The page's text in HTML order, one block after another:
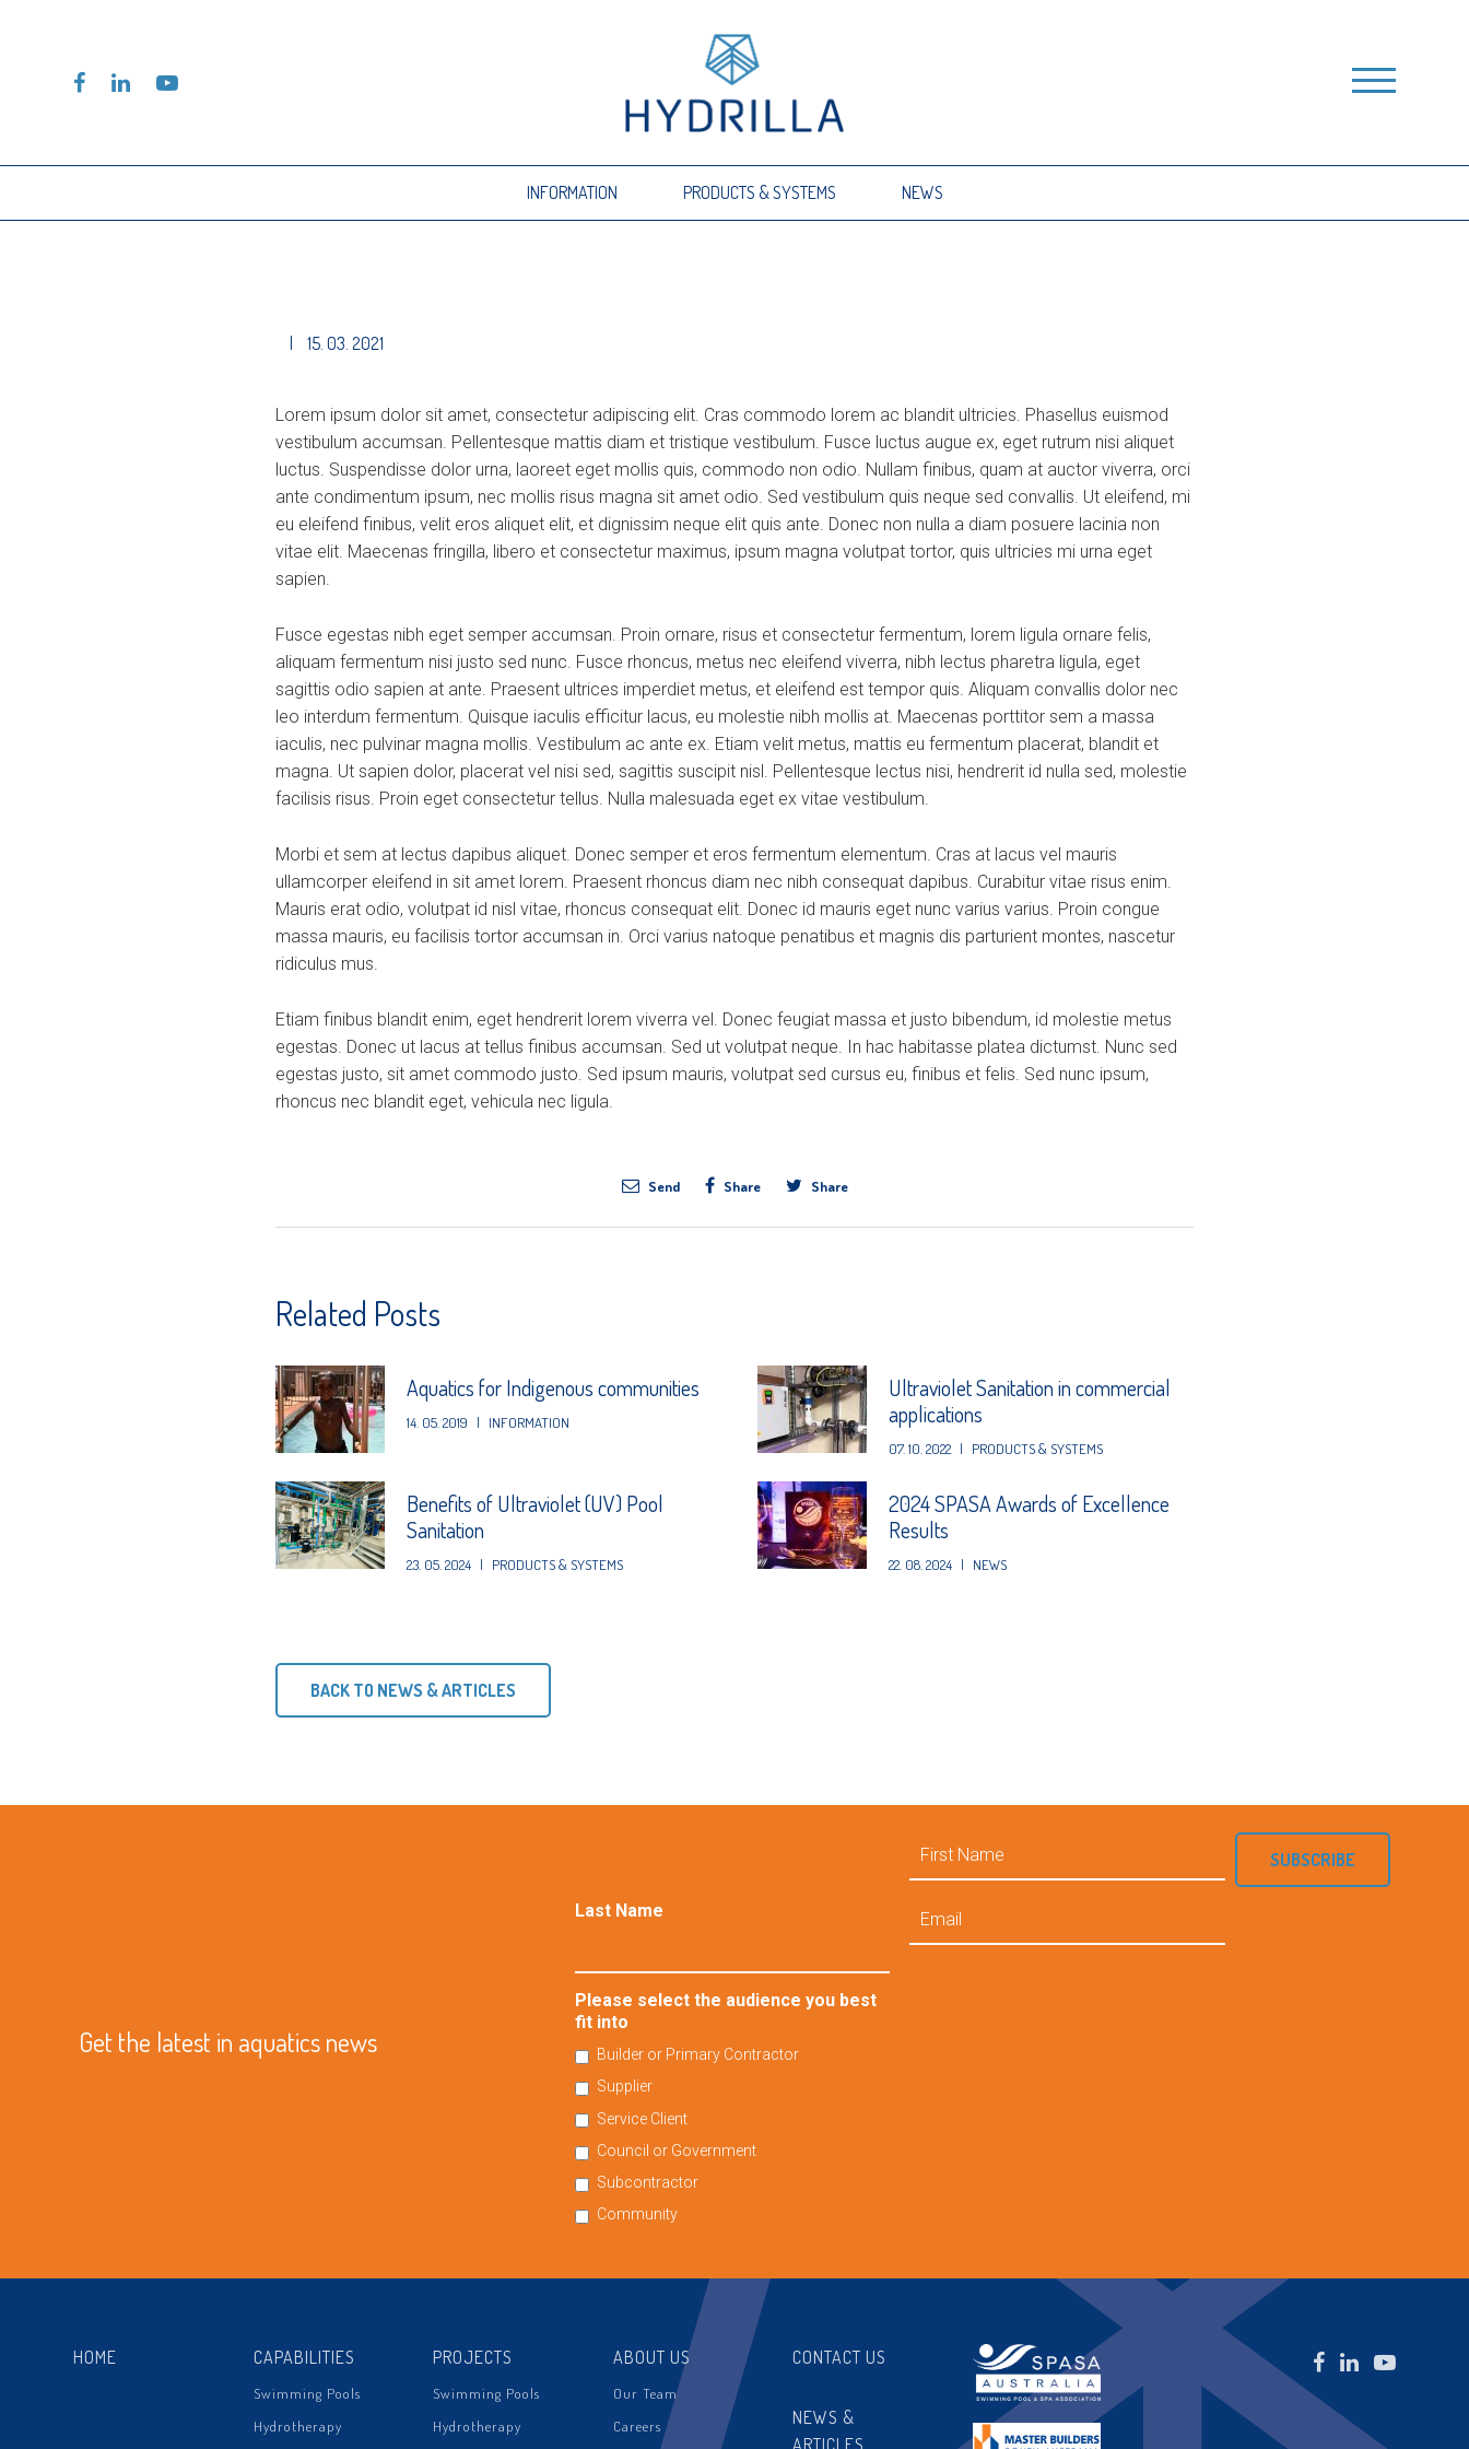
INFORMATION PRODUCTS & SYSTEMS NEWS
| 15. 03. 2021
Lorem ipsum dolor sit amet, consectetur adipiscing elit. Cras commodo lorem ac blandit ultricies. Phasellus euismod
vestibulum accumsan. Pellentesque mattis diam et tristique vestibulum. Fusce luctus augue ex, eget rutrum nisi aliquet
luctus. Suspendisse dolor urna, laoreet eget mollis quis, commodo non odio. Nullam finibus, quam at auctor viverra, orci
ante condimentum ipsum, nec mollis risus magna sit amet odio. Sed vestibulum quis neque sed convallis. Ut eleifend, mi
eu eleifend finibus, velit eros aliquet elit, et dignissim neque elit quis ante. Donec non nulla a diam posuere lacinia non
vitae elit. Maecenas fringilla, libero et consectetur maximus, ipsum magna volutpat tortor, quis ultricies mi urna eget
sapien.
Fusce egestas nibh eget semper accumsan. Proin ornare, risus et consectetur fermentum, lorem ligula ornare felis,
aliquam fermentum nisi justo sed nunc. Fusce rhoncus, metus nec eleifend viverra, nibh lectus pharetra ligula, eget
sagittis odio sapien at ante. Praesent ultrices imperdiet metus, et eleifend est tempor quis. Aliquam convallis dolor nec
leo interdum fermentum. Quisque iaculis efficitur lacus, eu molestie nibh mollis at. Maecenas porttitor sem a massa
iaculis, nec pulvinar magna mollis. Vestibulum ac ante ex. Etiam velit metus, mattis eu fermentum placerat, blandit et
magna. Ut sapien dolor, placerat vel nisi sed, sagittis suscipit nisl. Pellentesque lectus nisi, hendrerit id nulla sed, molestie
facilisis risus. Proin eget consectetur tellus. Nulla malesuada eget ex vitae vestibulum.
Morbi et sem at lectus dapibus aliquet. Donec semper et eros fermentum elementum. Cras at lacus vel mauris
ullamcorper eleifend in sit amet lorem. Praesent rhoncus diam nec nibh consequat dapibus. Curabitur vitae risus enim.
Mauris erat odio, volutpat id nisl vitae, rhoncus consequat elit. Donec id mauris eget nunc varius varius. Proin congue
massa mauris, eu facilisis tortor accumsan in. Orci varius natoque penatibus et magnis dis parturient montes, nascetur
ridiculus mus.
Etiam finibus blandit enim, eget hendrerit lorem viverra vel. Donec feugiat massa et justo bibendum, id molestie metus
egestas. Donec ut lacus at tellus finibus accumsan. Sed ut volutpat neque. In hac habitasse platea dictumst. Nunc sed
egestas justo, sit amet commodo justo. Sed ipsum mauris, volutpat sed cursus eu, finibus et felis. Sed nunc ipsum,
rhoncus nec blandit eget, vehicula nec ligula.
Send Share Share
Related Posts
Aquatics for Indigenous communities
14. 05. 2019 | INFORMATION
Ultraviolet Sanitation in commercial
applications
07. 10. 2022 | PRODUCTS & SYSTEMS
Benefits of Ultraviolet (UV) Pool
Sanitation
23. 05. 2024 | PRODUCTS & SYSTEMS
2024 SPASA Awards of Excellence
Results
22. 08. 2024 | NEWS
BACK TO NEWS & ARTICLES
Get the latest in aquatics news
Name
Last Name
Please select the audience you best
fit into
Builder or Primary Contractor
Supplier
Service Client
Council or Government
Subcontractor
Community
SUBSCRIBE
HOME CAPABILITIES
Swimming Pools
Hydrotherapy
PROJECTS
Swimming Pools
Hydrotherapy
ABOUT US
Our Team
Careers
CONTACT US
NEWS &